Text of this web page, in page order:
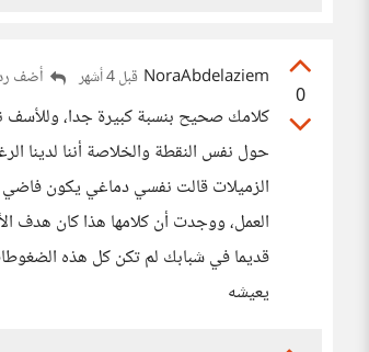
0
NoraAbdelaziem قبل 4 أشهر أضف
كلامك صحيح بنسبة كبيرة جدا، وللأسف
حول نفس النقطة والخلاصة أننا لدينا
الزميلات قالت نفسي دماغي يكون فاضي
العمل، ووجدت أن كلامها هذا كان هدف
قديما في شبابك لم تكن كل هذه
يعيشه